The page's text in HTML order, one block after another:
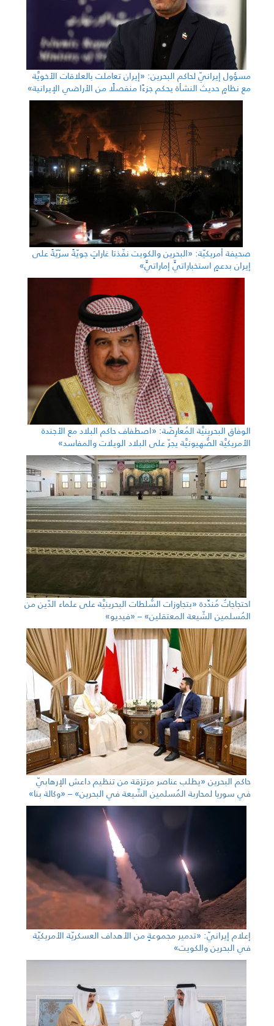
مسؤول إيرانيّ لحاكم البحرين: «إيران تعاملت بالعلاقات الأخويَّة
مع نظامٍ حديث النشأة يحكم جزءًا منفصلًا من الأراضي الإيرانية»
صحيفة أمريكيّة: «البحرين والكويت نفّذتا غاراتٍ جويّةً سرّيّةً على
إيران بدعمٍ استخباراتيٍّ إماراتيٍّ»
الوفاق البحرينيَّة المُعارِضَة: «اصطفاف حاكم البلاد مع الأجندة
الأمريكيَّة الصُّهيونيَّة يجرّ على البلاد الويلات والمفاسد»
احتجاجاتٌ مُندِّدة «بتجاوزات السُّلطات البحرينيَّة على علماء الدّين من
المُسلمين الشّيعة المعتقلين» – «فيديو»
حاكم البحرين «يطلب عناصر مرتزقة من تنظيم داعش الإرهابيّ
في سوريا لمحاربة المُسلمين الشّيعة في البحرين» – «وكالة بنا»
إعلام إيرانيّ: «تدمير مجموعةٍ من الأهداف العسكريّة الأمريكيّة
في البحرين والكويت»